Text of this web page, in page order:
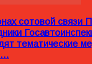
сотовой связи
тематические